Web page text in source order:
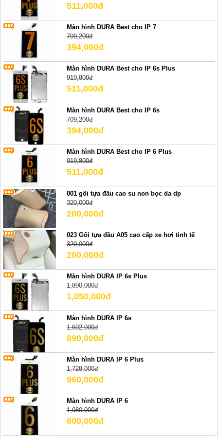
511,000đ
Màn hình DURA Best cho IP 7
709,200đ
394,000đ
Màn hình DURA Best cho IP 6s Plus
919,800đ
511,000đ
Màn hình DURA Best cho IP 6s
709,200đ
394,000đ
Màn hình DURA Best cho IP 6 Plus
919,800đ
511,000đ
001 gối tựa đầu cao su non bọc da dp
320,000đ
200,000đ
023 Gối tựa đầu A05 cao cấp xe hơi tinh tế
320,000đ
200,000đ
Màn hình DURA IP 6s Plus
1,890,000đ
1,050,000đ
Màn hình DURA IP 6s
1,602,000đ
890,000đ
Màn hình DURA IP 6 Plus
1,728,000đ
960,000đ
Màn hình DURA IP 6
1,080,000đ
600,000đ